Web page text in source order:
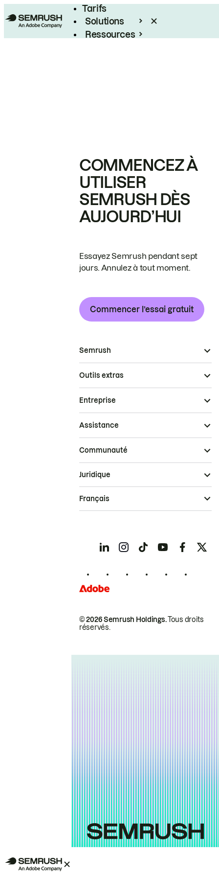
Tarifs
Solutions
Ressources
COMMENCEZ À
UTILISER
SEMRUSH DÈS
AUJOURD’HUI
Essayez Semrush pendant sept
jours. Annulez à tout moment.
Commencer l’essai gratuit
Semrush
Outils extras
Entreprise
Assistance
Communauté
© 2026 Semrush Holdings.Tous droits
réservés.
Juridique
Français